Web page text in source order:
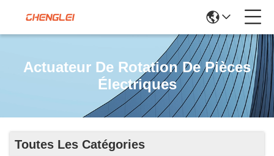
Actuateur De Rotation De Pièces
Électriques
Toutes Les Catégories